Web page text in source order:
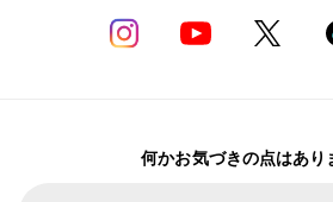
何かお気づきの点はあり